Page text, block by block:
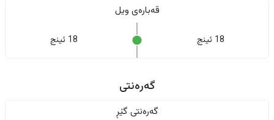
قەبارەی ویل
18 ئینج 18 ئینج
گەرەنتی
گەرەنتی گێڕ